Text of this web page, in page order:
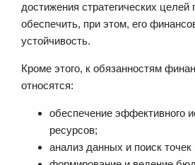
достижения стратегических целей
обеспечить, при этом, его
устойчивость.
Кроме этого, к обязанностям
относятся:
обеспечение эффективного
ресурсов;
анализ данных и поиск точек